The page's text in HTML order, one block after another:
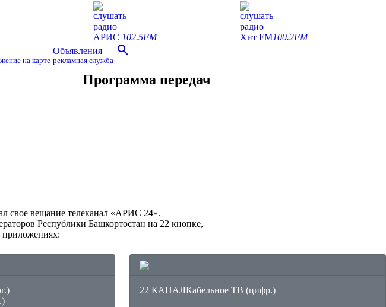
слушать
радио
АРИС 102.5FM
слушать
радио
Хит FM100.2FM
на карте
Объявления
рекламная служба
search
Программа передач
свое вещание телеканал «АРИС 24».
Республики Башкортостан на 22 кнопке,
22 КАНАЛКабельное ТВ (цифр.)